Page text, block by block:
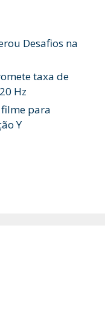
Desafios na
taxa de
Hz
para
Y